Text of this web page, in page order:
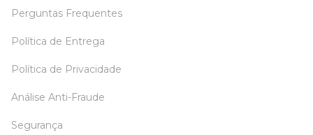
Perguntas Frequentes
Política de Entrega
Política de Privacidade
Análise Anti-Fraude
Segurança